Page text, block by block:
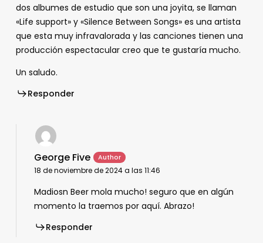
dos albumes de estudio que son una joyita, se llaman
«Life support» y «Silence Between Songs» es una artista
que esta muy infravalorada y las canciones tienen una
producción espectacular creo que te gustaría mucho.
Un saludo.
Responder
George Five
18 de noviembre de 2024 a las 11:46
Madiosn Beer mola mucho! seguro que en algún
momento la traemos por aquí. Abrazo!
Responder